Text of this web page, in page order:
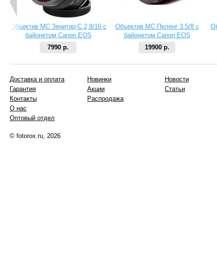
Объектив МС Зенитар-C 2,8/16 с
байонетом Canon EOS
7990 р.
Объектив МС Пеленг 3.5/8 с
байонетом Canon EOS
19900 р.
Доставка и оплата
Гарантия
Контакты
О нас
Оптовый отдел
Новинки
Акции
Распродажа
Новости
Статьи
© fotorox.ru, 2026